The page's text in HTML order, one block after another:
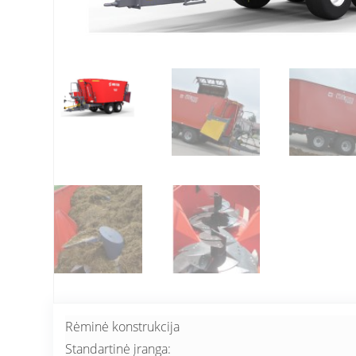
Rėminė konstrukcija
Standartinė įranga: